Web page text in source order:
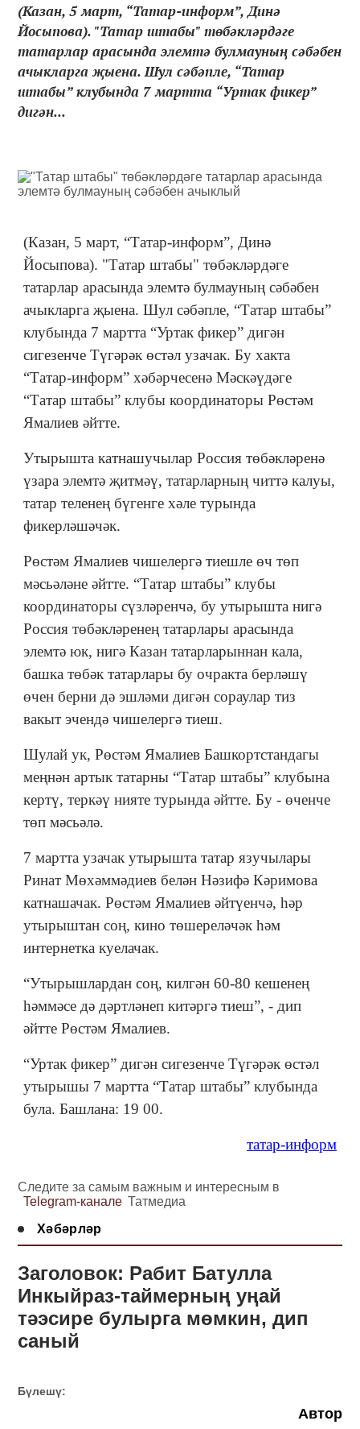
(Казан, 5 март, “Татар-информ”, Динә
Йосыпова). "Татар штабы" төбәкләрдәге
татарлар арасында элемтә булмауның сәбәбен
ачыкларга җыена. Шул сәбәпле, “Татар
штабы” клубында 7 мартта “Уртак фикер”
дигән...
(Казан, 5 март, “Татар-информ”, Динә
Йосыпова). "Татар штабы" төбәкләрдәге
татарлар арасында элемтә булмауның сәбәбен
ачыкларга җыена. Шул сәбәпле, “Татар штабы”
клубында 7 мартта “Уртак фикер” дигән
сигезенче Түгәрәк өстәл узачак. Бу хакта
“Татар-информ” хәбәрчесенә Мәскәүдәге
“Татар штабы” клубы координаторы Рөстәм
Ямалиев әйтте.
Утырышта катнашучылар Россия төбәкләренә
үзара элемтә җитмәү, татарларның читтә калуы,
татар теленең бүгенге хәле турында
фикерләшәчәк.
Рөстәм Ямалиев чишелергә тиешле өч төп
мәсьәләне әйтте. “Татар штабы” клубы
координаторы сүзләренчә, бу утырышта нигә
Россия төбәкләренең татарлары арасында
элемтә юк, нигә Казан татарларыннан кала,
башка төбәк татарлары бу очракта берләшү
өчен берни дә эшләми дигән сораулар тиз
вакыт эчендә чишелергә тиеш.
Шулай ук, Рөстәм Ямалиев Башкортстандагы
меңнән артык татарны “Татар штабы” клубына
кертү, теркәү нияте турында әйтте. Бу - өченче
төп мәсьәлә.
7 мартта узачак утырышта татар язучылары
Ринат Мөхәммәдиев белән Нәзифә Кәримова
катнашачак. Рөстәм Ямалиев әйтүенчә, һәр
утырыштан соң, кино төшереләчәк һәм
интернетка куелачак.
“Утырышлардан соң, килгән 60-80 кешенең
һәммәсе дә дәртләнеп китәргә тиеш”, - дип
әйтте Рөстәм Ямалиев.
“Уртак фикер” дигән сигезенче Түгәрәк өстәл
утырышы 7 мартта “Татар штабы” клубында
була. Башлана: 19 00.
татар-информ
Следите за самым важным и интересным в
Telegram-канале Татмедиа
Хәбәрләр
Заголовок: Рабит Батулла
Инкыйраз-таймерның уңай
тәэсире булырга мөмкин, дип
саный
Бүлешү:
Автор